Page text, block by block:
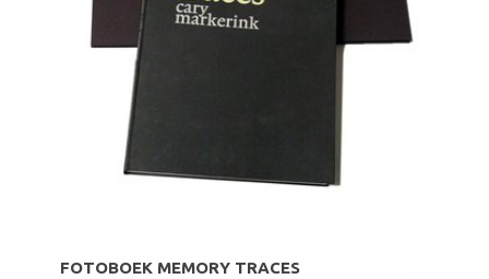
FOTOBOEK MEMORY TRACES